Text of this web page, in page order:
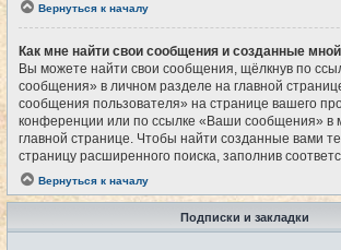
Вернуться к началу
Как мне найти свои сообщения и созданные
Вы можете найти свои сообщения, щёлкнув по
сообщения» в личном разделе на главной
сообщения пользователя» на странице вашего
конференции или по ссылке «Ваши сообщения» в
главной странице. Чтобы найти созданные вами
страницу расширенного поиска, заполнив
Вернуться к началу
Подписки и закладки